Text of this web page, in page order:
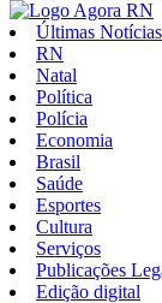
Últimas Notícias
RN
Natal
Política
Polícia
Economia
Brasil
Saúde
Esportes
Cultura
Serviços
Publicações
Edição digital